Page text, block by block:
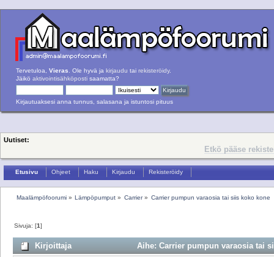
Tervetuloa, Vieras . Ole hyvä ja kirjaudu tai rekisteröidy.
Jäikö aktivointisähköposti saamatta?
Kirjautuaksesi anna tunnus, salasana ja istuntosi pituus
Uutiset:
Etkö pääse
Etusivu Ohjeet Haku Kirjaudu Rekisteröidy
Maalämpöfoorumi» Lämpöpumput » Carrier» Carrier pumpun varaosia tai siis koko kone
Sivuja: [1]
Kirjoittaja Aihe: Carrier pumpun varaosia tai